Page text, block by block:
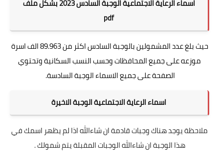
اسماء الرعاية الاجتماعية الوجبة السادس 2023 بشكل ملف
pdf
حيث بلغ عدد المشمولين بالوجبة السادس اكثر من 89.963 الف اسرة
موزعه على جميع المحافظات وحسب النسب السكانية وتحتوي
الصفحة على جميع الاسماء الوجبة السادسة.
اسماء الرعاية الاجتماعية الوجبة الاخيرة
ملاحظة يوجد هناك وجبات قادمة ان شاءالله اذا لم يظهر اسمك في
هذا الوجبة ان شاءالله الوجبات المقبلة يتم شمولك .